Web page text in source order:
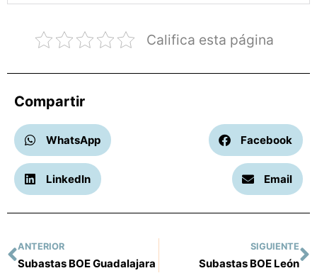
Califica esta página
Compartir
WhatsApp Facebook
LinkedIn Email
ANTERIOR
Subastas BOE Guadalajara
SIGUIENTE
Subastas BOE León